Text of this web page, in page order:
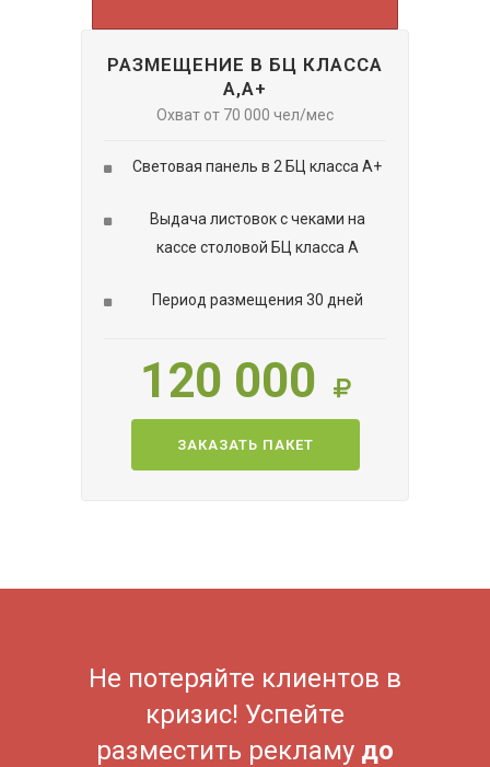
РАЗМЕЩЕНИЕ В БЦ КЛАССА
А,А+
Охват от 70 000 чел/мес
Световая панель в 2 БЦ класса А+
Выдача листовок с чеками на
кассе столовой БЦ класса А
Период размещения 30 дней
120 000
ЗАКАЗАТЬ ПАКЕТ
Не потеряйте клиентов в
кризис! Успейте
разместить рекламу до